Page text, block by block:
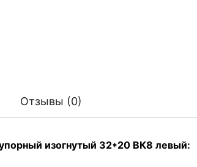
Отзывы (0)
изогнутый 32*20 ВК8 левый: